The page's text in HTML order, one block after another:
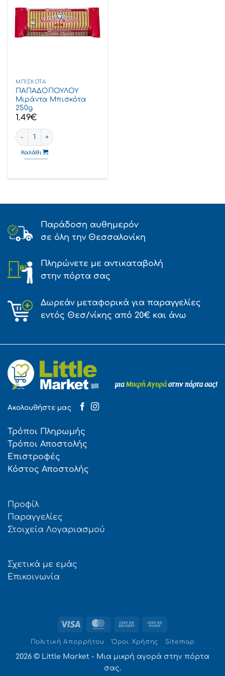
ΜΠΙΣΚΌΤΑ
ΠΑΠΑΔΟΠΟΥΛΟΥ
Μιράντα Μπισκότα
250g
1.49€
ΠΑΠΑΔΟΠΟΥΛΟΥ Μιράντα Μπισκότα 250g ποσότητα
Καλάθι
Παράδοση αυθημερόν
σε όλη την Θεσσαλονίκη
Πληρώνετε με αντικαταβολή
στην πόρτα σας
Δωρεάν μεταφορικά για παραγγελίες
εντός Θεσ/νίκης από 20€ και άνω
Ακολουθήστε μας
Τρόποι Πληρωμής
Τρόποι Αποστολής
Επιστροφές
Κόστος Αποστολής
Προφίλ
Παραγγελίες
Στοιχεία Λογαριασμού
Σχετικά με εμάς
Επικοινωνία
Visa MasterCard
Cash
DeliveryPickup
Πολιτική Απορρήτου Όροι Χρήσης Sitemap
2026 © Little Market - Μια μικρή αγορά στην πόρτα
σας.